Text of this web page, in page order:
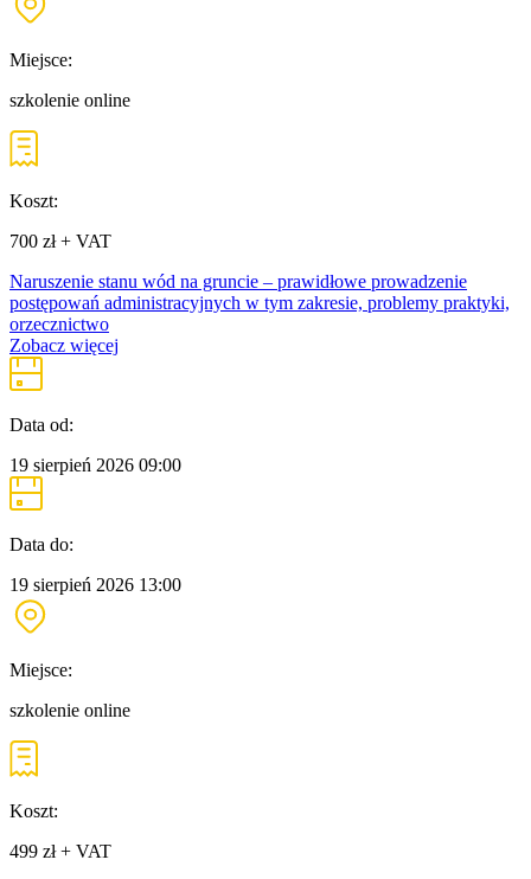
Miejsce:
szkolenie online
Koszt:
700 zł + VAT
Naruszenie stanu wód na gruncie – prawidłowe prowadzenie
postępowań administracyjnych w tym zakresie, problemy praktyki,
orzecznictwo
Zobacz więcej
Data od:
19 sierpień 2026 09:00
Data do:
19 sierpień 2026 13:00
Miejsce:
szkolenie online
Koszt:
499 zł + VAT